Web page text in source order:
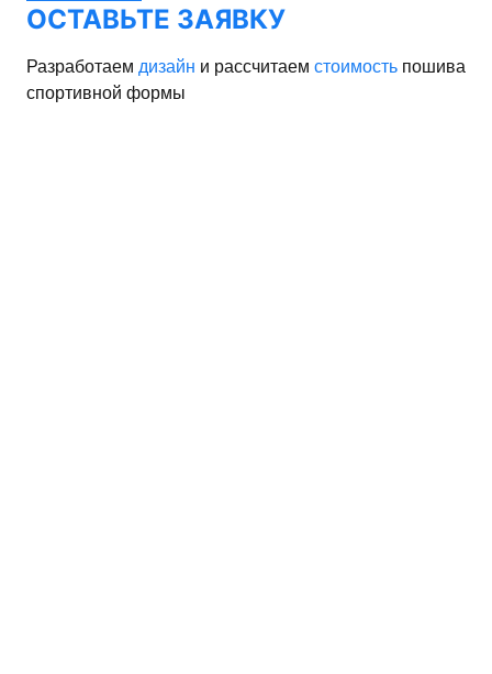
ОСТАВЬТЕ ЗАЯВКУ
Разработаем дизайн и рассчитаем стоимость пошива
спортивной формы